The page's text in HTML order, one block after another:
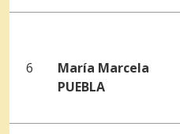
6
María Marcela
PUEBLA